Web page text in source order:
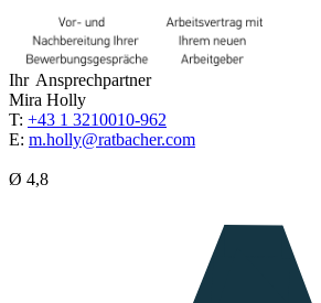
Ihr Ansprechpartner
Mira Holly
T: +43 1 3210010-962
E: m.holly@ratbacher.com
Ø 4,8